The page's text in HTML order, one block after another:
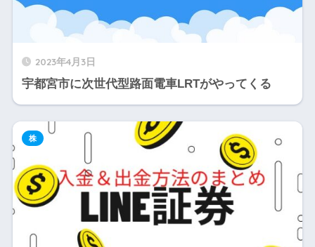
2023年4月3日
宇都宮市に次世代型路面電車LRTがやってくる
株